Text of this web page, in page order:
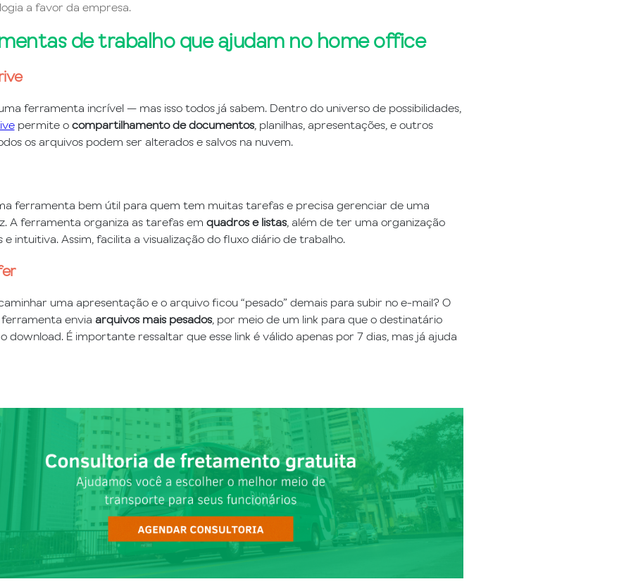
a favor da empresa.
de trabalho que ajudam no home office
ferramenta incrível — mas isso todos já sabem. Dentro do universo de possibilidades,
permite o compartilhamento de documentos, planilhas, apresentações, e outros
os arquivos podem ser alterados e salvos na nuvem.
ferramenta bem útil para quem tem muitas tarefas e precisa gerenciar de uma
A ferramenta organiza as tarefas em quadros e listas, além de ter uma organização
e intuitiva. Assim, facilita a visualização do fluxo diário de trabalho.
uma apresentação e o arquivo ficou “pesado” demais para subir no e-mail? O
envia arquivos mais pesados, por meio de um link para que o destinatário
download. É importante ressaltar que esse link é válido apenas por 7 dias, mas já ajuda